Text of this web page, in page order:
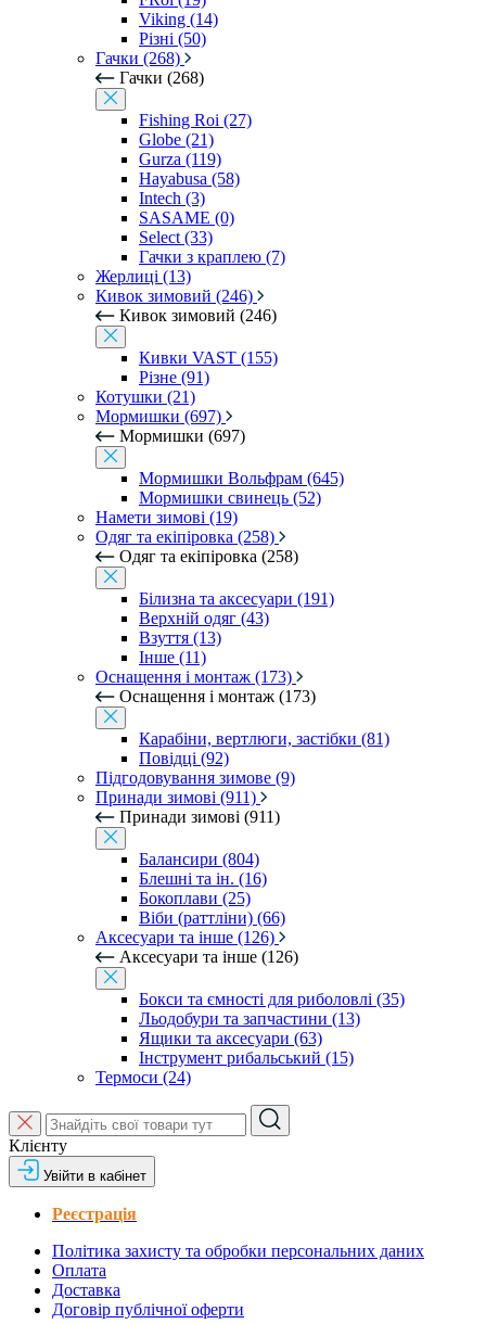
Viking (14)
Різні (50)
Гачки (268)
Гачки (268)
Fishing Roi (27)
Globe (21)
Gurza (119)
Hayabusa (58)
Intech (3)
SASAME (0)
Select (33)
Гачки з краплею (7)
Жерлиці (13)
Кивок зимовий (246)
Кивок зимовий (246)
Кивки VAST (155)
Різне (91)
Котушки (21)
Мормишки (697)
Мормишки (697)
Мормишки Вольфрам (645)
Мормишки свинець (52)
Намети зимові (19)
Одяг та екіпіровка (258)
Одяг та екіпіровка (258)
Білизна та аксесуари (191)
Верхній одяг (43)
Взуття (13)
Інше (11)
Оснащення і монтаж (173)
Оснащення і монтаж (173)
Карабіни, вертлюги, застібки (81)
Повідці (92)
Підгодовування зимове (9)
Принади зимові (911)
Принади зимові (911)
Балансири (804)
Блешні та ін. (16)
Бокоплави (25)
Віби (раттліни) (66)
Аксесуари та інше (126)
Аксесуари та інше (126)
Бокси та ємності для риболовлі (35)
Льодобури та запчастини (13)
Ящики та аксесуари (63)
Інструмент рибальський (15)
Термоси (24)
Клієнту
Увійти в кабінет
Реєстрація
Політика захисту та обробки персональних даних
Оплата
Доставка
Договір публічної оферти